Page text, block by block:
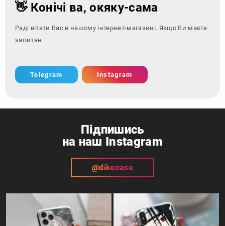
👋 Конічі ва, окяку-сама
Раді вітати Вас в нашому інтернет-магазині. Якщо Ви маєте
запитання - зверні
Telegram Instagram
Підпишись
на наш Instagram
@dikocase